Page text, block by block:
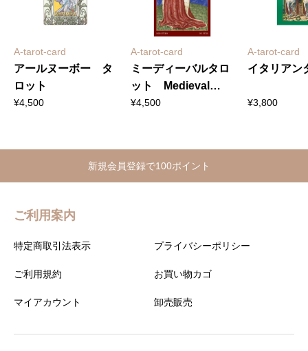
A-tarot-card
アールヌーボー タ
ロット
¥4,500
A-tarot-card
ミーディーバルタロ
ット Medieval
Tarot
¥4,500
A-tarot-card
イタリアン
¥3,800
新規会員登録で100ポイント
ご利用案内
特定商取引法表示 プライバシーポリシー
ご利用規約 お買い物カゴ
マイアカウント 卸売販売